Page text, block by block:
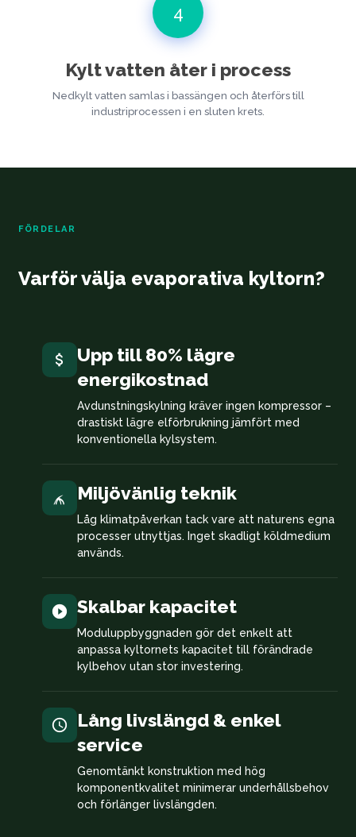
4
Kylt vatten åter i process
Nedkylt vatten samlas i bassängen och återförs till
industriprocessen i en sluten krets.
FÖRDELAR
Varför välja evaporativa kyltorn?
Upp till 80% lägre
energikostnad
Avdunstningskylning kräver ingen kompressor –
drastiskt lägre elförbrukning jämfört med
konventionella kylsystem.
Miljövänlig teknik
Låg klimatpåverkan tack vare att naturens egna
processer utnyttjas. Inget skadligt köldmedium
används.
Skalbar kapacitet
Moduluppbyggnaden gör det enkelt att
anpassa kyltornets kapacitet till förändrade
kylbehov utan stor investering.
Lång livslängd & enkel
service
Genomtänkt konstruktion med hög
komponentkvalitet minimerar underhållsbehov
och förlänger livslängden.